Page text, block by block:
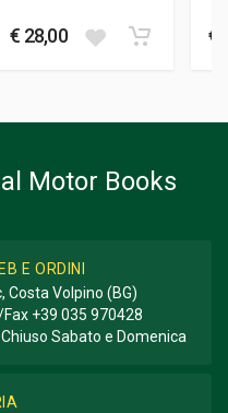
€ 28,00 €
Motor Books
E ORDINI
Costa Volpino (BG)
+39 035 970428
Sabato e Domenica